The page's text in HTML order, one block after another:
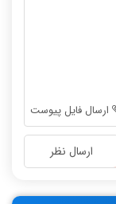
ارسال نظر